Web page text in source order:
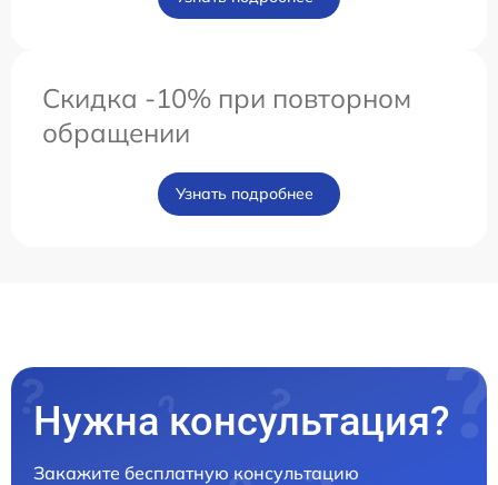
Скидка -10% при повторном
обращении
Узнать подробнее
Нужна консультация?
Закажите бесплатную консультацию